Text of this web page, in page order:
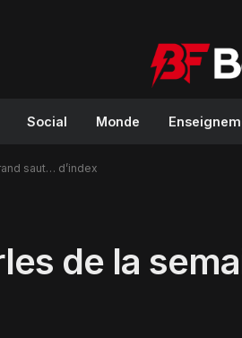
Social Monde
saut… d’index
de la